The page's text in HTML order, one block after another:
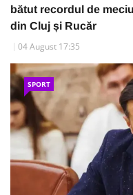
bătut recordul de
din Cluj și Rucăr
04 August 17:35
SPORT